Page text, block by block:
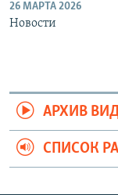
26 МАРТА 2026
Новости
АРХИВ
СПИСОК